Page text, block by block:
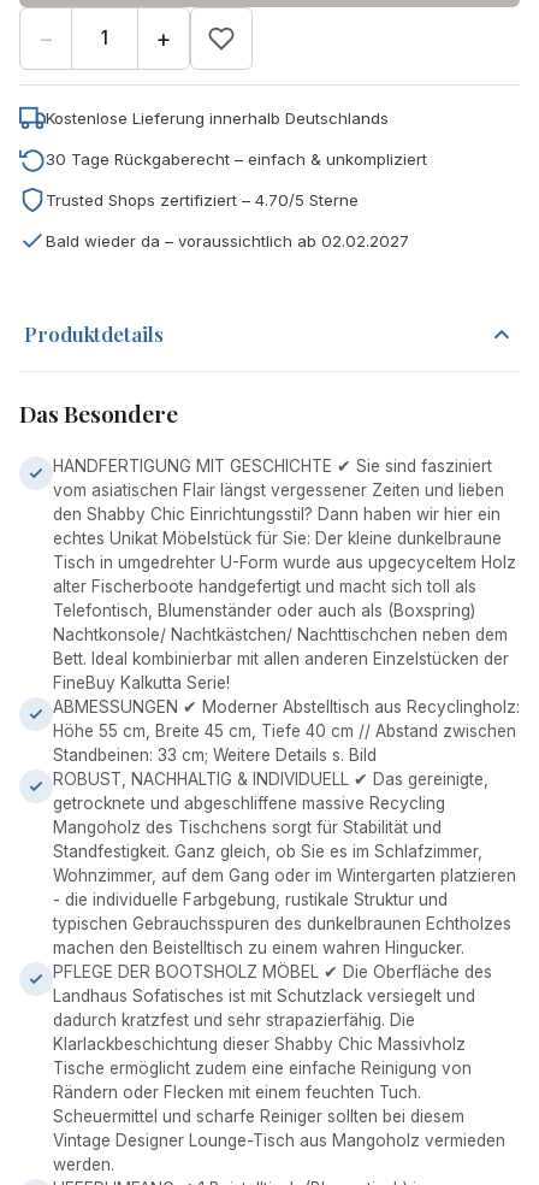
− +
Kostenlose Lieferung innerhalb Deutschlands
30 Tage Rückgaberecht – einfach & unkompliziert
Trusted Shops zertifiziert – 4.70/5 Sterne
Bald wieder da – voraussichtlich ab 02.02.2027
Produktdetails
Das Besondere
HANDFERTIGUNG MIT GESCHICHTE ✔ Sie sind fasziniert
vom asiatischen Flair längst vergessener Zeiten und lieben
den Shabby Chic Einrichtungsstil? Dann haben wir hier ein
echtes Unikat Möbelstück für Sie: Der kleine dunkelbraune
Tisch in umgedrehter U-Form wurde aus upgecyceltem Holz
alter Fischerboote handgefertigt und macht sich toll als
Telefontisch, Blumenständer oder auch als (Boxspring)
Nachtkonsole/ Nachtkästchen/ Nachttischchen neben dem
Bett. Ideal kombinierbar mit allen anderen Einzelstücken der
FineBuy Kalkutta Serie!
ABMESSUNGEN ✔ Moderner Abstelltisch aus Recyclingholz:
Höhe 55 cm, Breite 45 cm, Tiefe 40 cm // Abstand zwischen
Standbeinen: 33 cm; Weitere Details s. Bild
ROBUST, NACHHALTIG & INDIVIDUELL ✔ Das gereinigte,
getrocknete und abgeschliffene massive Recycling
Mangoholz des Tischchens sorgt für Stabilität und
Standfestigkeit. Ganz gleich, ob Sie es im Schlafzimmer,
Wohnzimmer, auf dem Gang oder im Wintergarten platzieren
- die individuelle Farbgebung, rustikale Struktur und
typischen Gebrauchsspuren des dunkelbraunen Echtholzes
machen den Beistelltisch zu einem wahren Hingucker.
PFLEGE DER BOOTSHOLZ MÖBEL ✔ Die Oberfläche des
Landhaus Sofatisches ist mit Schutzlack versiegelt und
dadurch kratzfest und sehr strapazierfähig. Die
Klarlackbeschichtung dieser Shabby Chic Massivholz
Tische ermöglicht zudem eine einfache Reinigung von
Rändern oder Flecken mit einem feuchten Tuch.
Scheuermittel und scharfe Reiniger sollten bei diesem
Vintage Designer Lounge-Tisch aus Mangoholz vermieden
werden.